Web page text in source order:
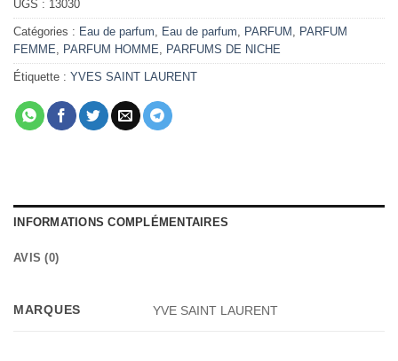
UGS : 13030
Catégories : Eau de parfum Eau de parfum PARFUM
PARFUM
FEMME
PARFUM HOMME PARFUMS DE NICHE
Étiquette : YVES SAINT LAURENT
INFORMATIONS COMPLÉMENTAIRES
AVIS (0)
MARQUES YVE SAINT LAURENT